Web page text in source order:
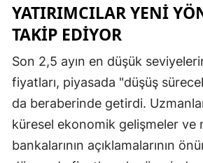
YATIRIMCILAR YENI
TAKIP EDIYOR
Son 2,5 ayın en düşük
fiyatları, piyasada "düşüş
da beraberinde getirdi.
küresel ekonomik gelişmeler ve
bankalarının açıklamalarının